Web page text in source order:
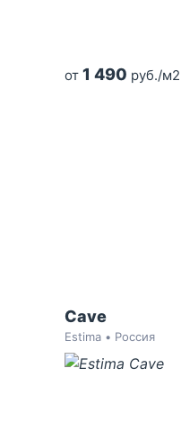
от 1 490 руб./м2
Cave
Estima • Россия